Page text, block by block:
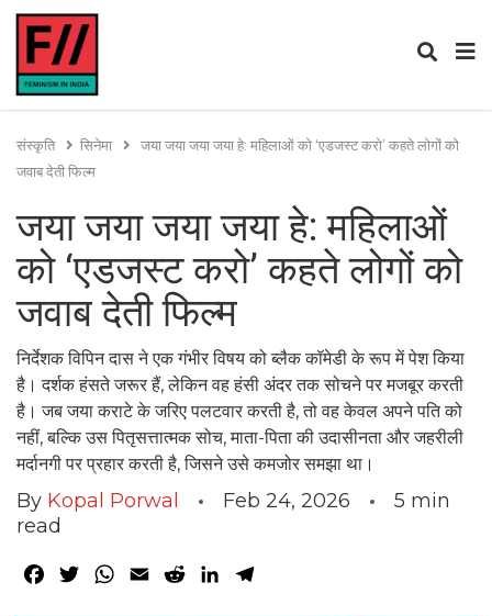
संस्कृति सिनेमा
जया जया जया जया हे: महिलाओं को ‘एडजस्ट करो’ कहते लोगों को
जवाब देती फिल्म
जया जया जया जया हे: महिलाओं
को ‘एडजस्ट करो’ कहते लोगों को
जवाब देती फिल्म
निर्देशक विपिन दास ने एक गंभीर विषय को ब्लैक कॉमेडी के रूप में पेश किया
है। दर्शक हंसते जरूर हैं, लेकिन वह हंसी अंदर तक सोचने पर मजबूर करती
है। जब जया कराटे के जरिए पलटवार करती है, तो वह केवल अपने पति को
नहीं, बल्कि उस पितृसत्तात्मक सोच, माता-पिता की उदासीनता और जहरीली
मर्दानगी पर प्रहार करती है, जिसने उसे कमजोर समझा था।
By Kopal Porwal Feb 24, 2026 5 min
read
Facebook
TwitterWhatsApp
Email RedditLinkedIn